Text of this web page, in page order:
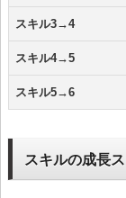
スキル3→4
スキル4→5
スキル5→6
スキルの成長